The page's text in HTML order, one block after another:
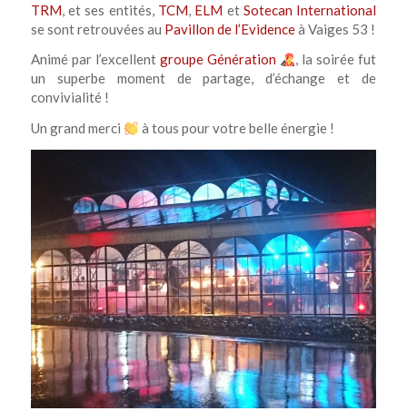
TRM , et ses entités, TCM ELM etSotecan International
se sont retrouvées au Pavillon de l’Evidenceà Vaiges 53 !
Animé par l’excellent groupe Génération
, la soirée fut
un superbe moment de partage, d’échange et de
convivialité !
Un grand merci
à tous pour votre belle énergie !